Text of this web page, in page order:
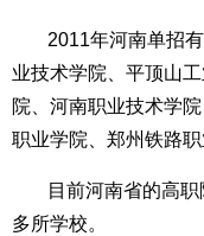
2011年河南单招
业技术学院、平顶山
院、河南职业技术学
职业学院、郑州铁路职
目前河南省的高
多所学校。